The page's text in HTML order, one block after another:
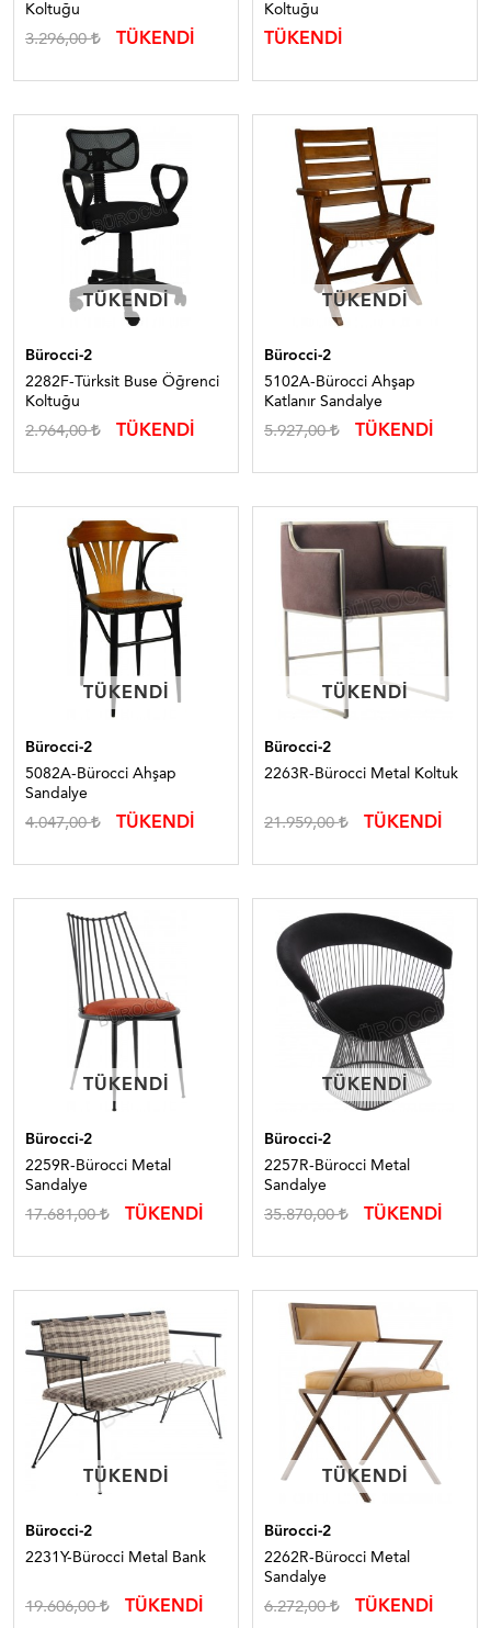
Koltuğu
3.296,00 TÜKENDİ
Koltuğu
TÜKENDİ
TÜKENDI
TÜKENDI
Bürocci-2
2282F-Türksit Buse Öğrenci
Koltuğu
2.964,00 TÜKENDİ
TÜKENDI
TÜKENDI
Bürocci-2
5102A-Bürocci Ahşap
Katlanır Sandalye
5.927,00 TÜKENDİ
TÜKENDI
TÜKENDI
Bürocci-2
5082A-Bürocci Ahşap
Sandalye
4.047,00 TÜKENDİ
TÜKENDI
TÜKENDI
Bürocci-2
2263R-Bürocci Metal Koltuk
21.959,00 TÜKENDİ
TÜKENDI
TÜKENDI
Bürocci-2
2259R-Bürocci Metal
Sandalye
17.681,00 TÜKENDİ
TÜKENDI
TÜKENDI
Bürocci-2
2257R-Bürocci Metal
Sandalye
35.870,00 TÜKENDİ
TÜKENDI
TÜKENDI
Bürocci-2
2231Y-Bürocci Metal Bank
19.606,00 TÜKENDİ
TÜKENDI
TÜKENDI
Bürocci-2
2262R-Bürocci Metal
Sandalye
6.272,00 TÜKENDİ